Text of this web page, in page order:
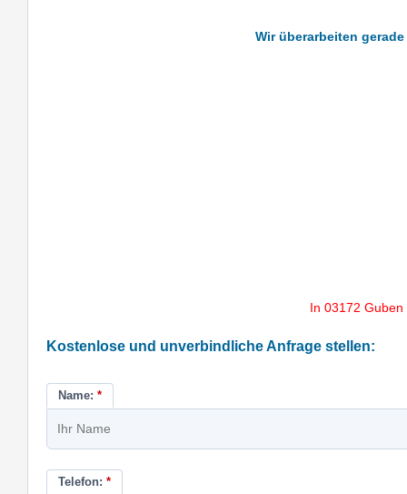
Wir überarbeiten
In 03172
Kostenlose und unverbindliche Anfrage stellen:
Name: *
Telefon: *